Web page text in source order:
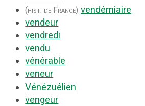
(hist. de France) vendémiaire
vendeur
vendredi
vendu
vénérable
veneur
Vénézuélien
vengeur